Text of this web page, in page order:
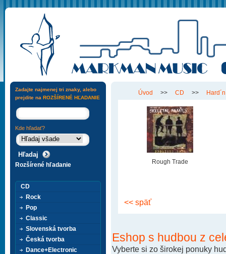
Úvod >> CD >>
Rough Trade
<< späť
Eshop s hudbou z
Vyberte si zo širokej ponuky
Zadajte najmenej tri znaky, alebo
prejdite na ROZŠÍRENÉ HĽADANIE
Kde hľadať?
Rozšírené hľadanie
CD
Rock
Pop
Classic
Slovenská tvorba
Česká tvorba
Dance+Electronic